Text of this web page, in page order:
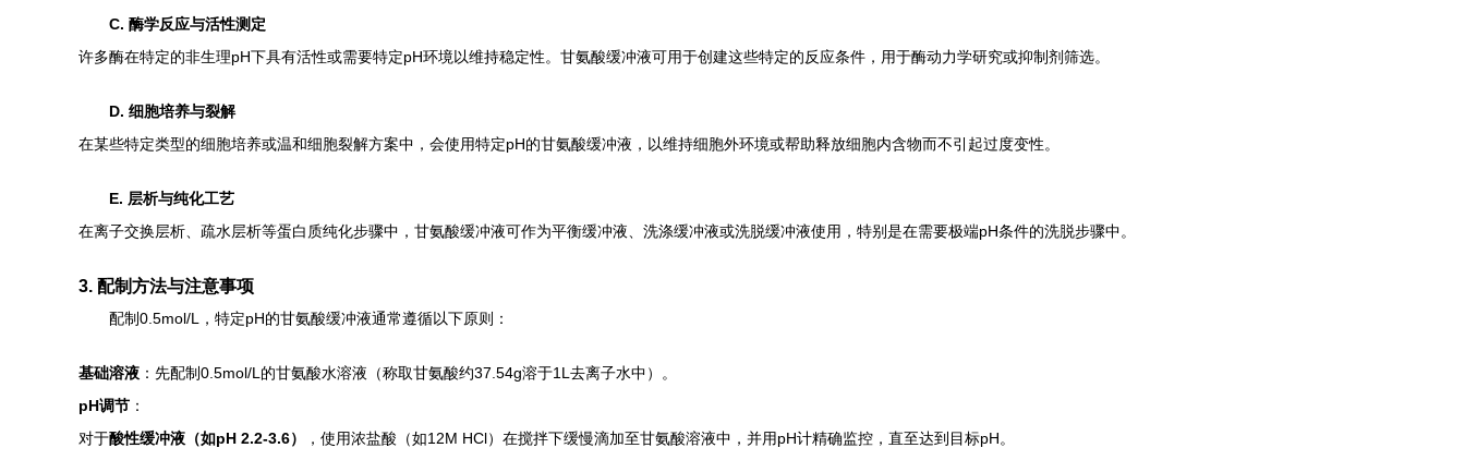
C. 酶学反应与活性测定
许多酶在特定的非生理pH下具有活性或需要特定pH环境以维持稳定性。甘氨酸缓冲液可用于创建这些特定的反应条件，用于酶动力学研究或抑制剂筛选。
D. 细胞培养与裂解
在某些特定类型的细胞培养或温和细胞裂解方案中，会使用特定pH的甘氨酸缓冲液，以维持细胞外环境或帮助释放细胞内含物而不引起过度变性。
E. 层析与纯化工艺
在离子交换层析、疏水层析等蛋白质纯化步骤中，甘氨酸缓冲液可作为平衡缓冲液、洗涤缓冲液或洗脱缓冲液使用，特别是在需要极端pH条件的洗脱步骤中。
3. 配制方法与注意事项
配制0.5mol/L，特定pH的甘氨酸缓冲液通常遵循以下原则：
基础溶液 ：先配制0.5mol/L的甘氨酸水溶液（称取甘氨酸约37.54g溶于1L去离子水中）。
pH调节 ：
对于酸性缓冲液（如pH 2.2-3.6）
，使用浓盐酸（如12M HCl）在搅拌下缓慢滴加至甘氨酸溶液中，并用pH计精确监控，直至达到目标pH。